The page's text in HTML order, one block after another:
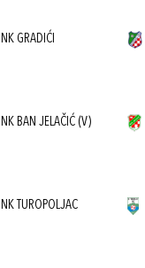
NK GRADIĆI
NK BAN JELAČIĆ (V)
NK TUROPOLJAC